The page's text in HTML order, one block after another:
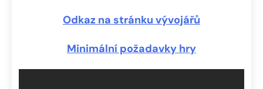
Odkaz na stránku vývojářů
Minimální požadavky hry